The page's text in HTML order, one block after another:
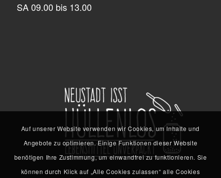
SA 09.00 bis 13.00
Auf unserer Website verwenden wir Cookies, um Inhalte und
Angebote zu optimieren. Einige Funktionen dieser Website
benötigen Ihre Zustimmung, um einwandfrei zu funktionieren. Sie
können durch Klick auf „Alle Cookies zulassen“ alle Cookies